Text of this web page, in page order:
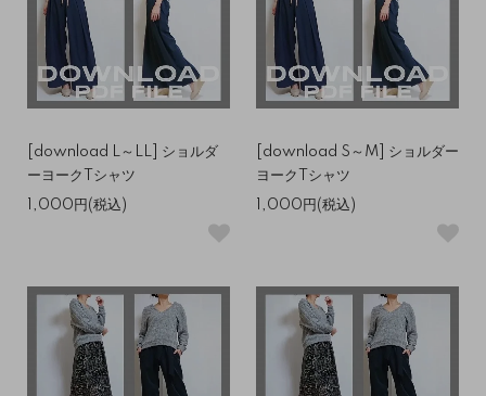
[download L～LL] ショルダ
ーヨークTシャツ
1,000円(税込)
[download S～M] ショルダー
ヨークTシャツ
1,000円(税込)